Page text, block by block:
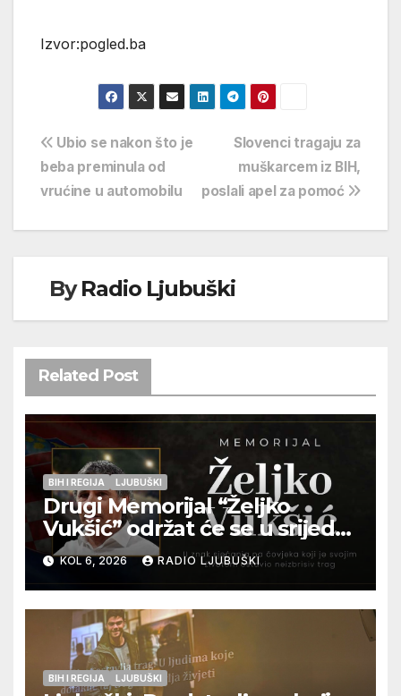
Izvor:pogled.ba
Navigacija
objava
Slovenci tragaju za
muškarcem iz BIH,
poslali apel za pomoć
Ubio se nakon što je
beba preminula od
vrućine u automobilu
ByRadio Ljubuški
Related Post
BIH I REGIJA LJUBUŠKI
Drugi Memorijal “Željko
Vukšić” održat će se u srijedu
12. kolovoza u Otoku
KOL 6, 2026 RADIO LJUBUŠKI
BIH I REGIJA LJUBUŠKI